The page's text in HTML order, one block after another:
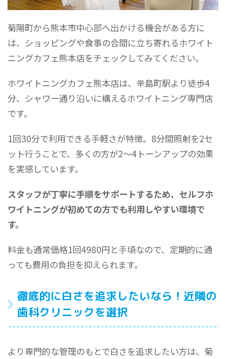
菊陽町から熊本市中心部へ出かける機会がある方に
は、ショッピングや食事の合間に立ち寄れるホワイト
ニングカフェ熊本店をチェックしてみてください。
ホワイトニングカフェ熊本店は、辛島町駅より徒歩4
分、シャワー通り沿いに構えるホワイトニング専門店
です。
1回30分で利用できる手軽さが特徴。8分間照射を2セ
ット行うことで、多くの方が2〜4トーンアップの効果
を実感しています。
スタッフが丁寧に手順をサポートするため、セルフホ
ワイトニングが初めての方でも利用しやすい環境で
す。
料金も通常価格1回4980円と手頃なので、定期的に通
っても費用の負担を抑えられます。
徹底的に白さを追求したいなら！近隣の
歯科クリニックを選択
より専門的な管理のもとで白さを追求したい方は、菊